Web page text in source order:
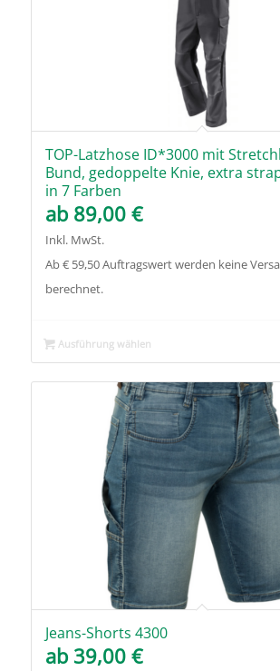
TOP-Latzhose ID*3000 mit
Bund, gedoppelte Knie, extra
in 7 Farben
ab 89,00 €
Inkl. MwSt.
Ab € 59,50 Auftragswert werden keine
berechnet.
Ausführung wählen
Jeans-Shorts 4300
ab 39,00 €